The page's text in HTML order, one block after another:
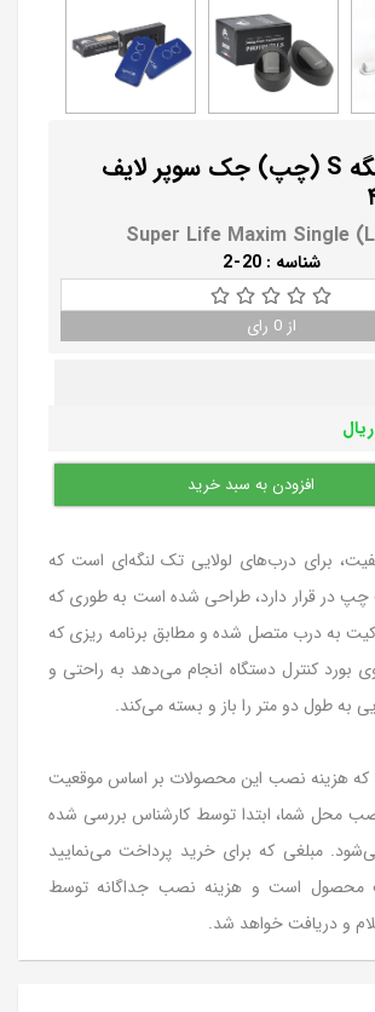
کیت تک لنگه S‌ (چپ) جک سوپر لایف
Super Life Maxim Single
شناسه : 20
-
2
از0 رای
ریال
افزودن به سبد خرید
برای درب‌های لولایی تک لنگه‌ای است که
در قرار دارد، طراحی شده است به طوری که
به درب متصل شده و مطابق برنامه ریزی که
بورد کنترل دستگاه انجام می‌دهد به راحتی و
به طول دو متر را باز و بسته می‌کند.
که هزینه نصب این محصولات بر اساس موقعیت
محل شما، ابتدا توسط کارشناس بررسی شده
مبلغی که برای خرید پرداخت می‌نمایید
محصول است و هزینه نصب جداگانه توسط
و دریافت خواهد شد.